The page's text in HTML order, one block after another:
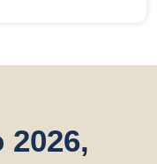
2026,